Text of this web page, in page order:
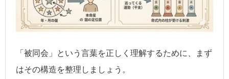
「被同会」という言葉を正しく理解するために、まず
はその構造を整理しましょう。